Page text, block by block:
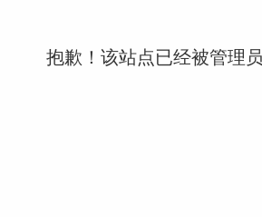
抱歉！该站点已经被管理